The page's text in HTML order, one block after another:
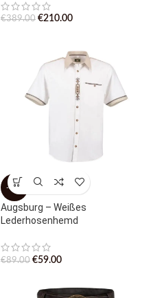
€389.00 €210.00
-34%
Augsburg – Weißes
Lederhosenhemd
€89.00 €59.00